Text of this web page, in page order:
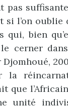
pas
si l’on
qui, bien
cerner
la
que
unité